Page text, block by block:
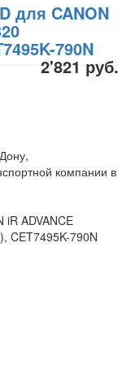
для CANON
790N
2'821 руб.
компании в
iR ADVANCE
CET7495K-790N